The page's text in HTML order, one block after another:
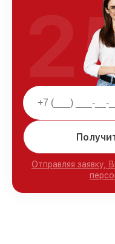
Отправляя заявку,